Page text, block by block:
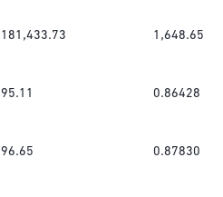
181,433.73 1,648.65
95.11 0.86428
96.65 0.87830